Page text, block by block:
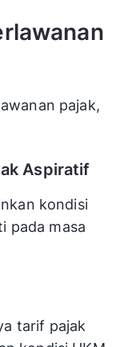
pajak,
Aspiratif
kondisi
pada masa
tarif pajak